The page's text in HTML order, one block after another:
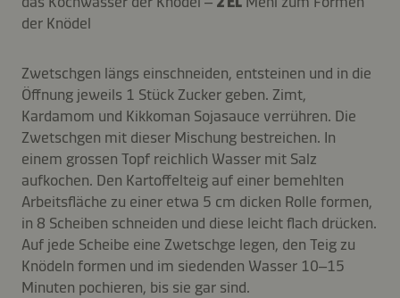
der Knödel
Zwetschgen längs einschneiden, entsteinen und in die
Öffnung jeweils 1 Stück Zucker geben. Zimt,
Kardamom und Kikkoman Sojasauce verrühren. Die
Zwetschgen mit dieser Mischung bestreichen. In
einem grossen Topf reichlich Wasser mit Salz
aufkochen. Den Kartoffelteig auf einer bemehlten
Arbeitsfläche zu einer etwa 5 cm dicken Rolle formen,
in 8 Scheiben schneiden und diese leicht flach drücken.
Auf jede Scheibe eine Zwetschge legen, den Teig zu
Knödeln formen und im siedenden Wasser 10–15
Minuten pochieren, bis sie gar sind.